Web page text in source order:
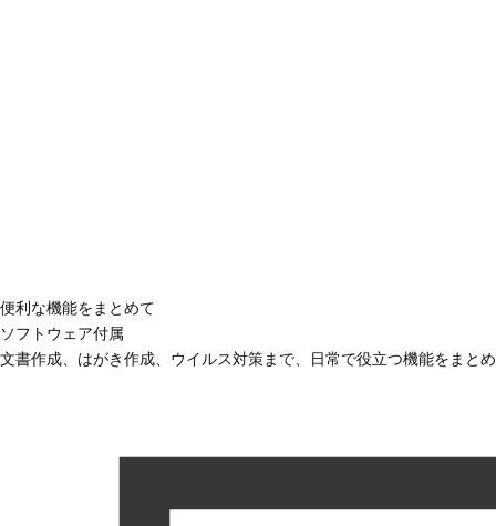
便利な機能をまとめて
ソフトウェア付属
文書作成、はがき作成、ウイルス対策まで、日常で役立つ機能をまと